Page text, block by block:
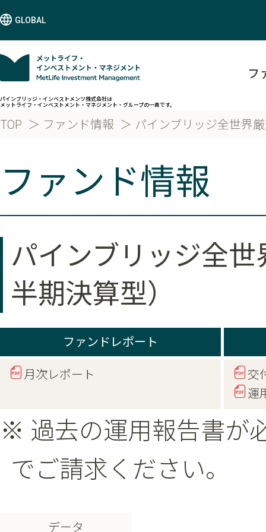
GLOBAL
パインブリッジ・インベストメンツ株式会社は
メットライフ・インベストメント・マネジメント・グループの一員です。
フ
TOP ファンド情報 パインブリッジ全世界
ファンド情報
パインブリッジ全
半期決算型）
ファンドレポート
月次レポート
交
運
※ 過去の運用報告書が
でご請求ください。
データ